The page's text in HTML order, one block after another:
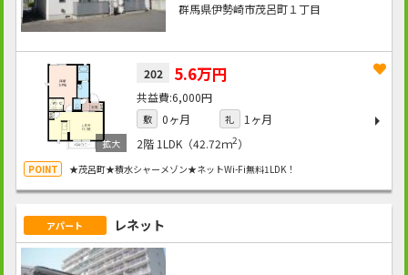
群馬県伊勢崎市茂呂町１丁目
202 5.6万円
6,000円
敷 0ヶ月 礼
1ヶ月
2階 1LDK（42.72ｍ2）
★茂呂町★積水シャーメゾン★ネットWi-Fi無料1LDK！
アパート レネット